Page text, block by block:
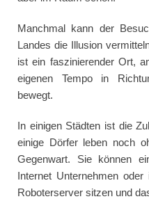
Manchmal kann der
Landes die Illusion
ist ein faszinierender Ort,
eigenen Tempo in
bewegt.
In einigen Städten ist die
einige Dörfer leben noch
Gegenwart. Sie können
Internet Unternehmen
Roboterserver sitzen und